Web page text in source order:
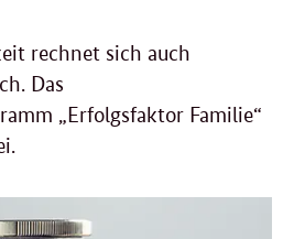
rechnet sich auch
Das
„Erfolgsfaktor Familie“